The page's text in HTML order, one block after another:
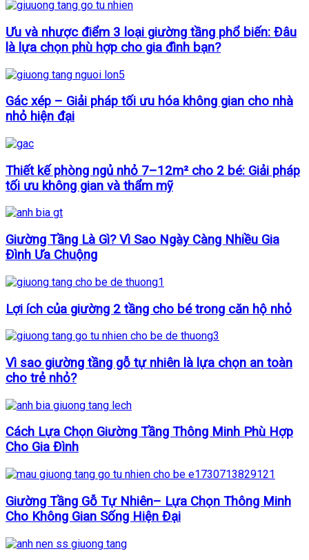
Ưu và nhược điểm 3 loại giường tầng phổ biến: Đâu
là lựa chọn phù hợp cho gia đình bạn?
Gác xép – Giải pháp tối ưu hóa không gian cho nhà
nhỏ hiện đại
Thiết kế phòng ngủ nhỏ 7–12m² cho 2 bé: Giải pháp
tối ưu không gian và thẩm mỹ
Giường Tầng Là Gì? Vì Sao Ngày Càng Nhiều Gia
Đình Ưa Chuộng
Lợi ích của giường 2 tầng cho bé trong căn hộ nhỏ
Vì sao giường tầng gỗ tự nhiên là lựa chọn an toàn
cho trẻ nhỏ?
Cách Lựa Chọn Giường Tầng Thông Minh Phù Hợp
Cho Gia Đình
Giường Tầng Gỗ Tự Nhiên– Lựa Chọn Thông Minh
Cho Không Gian Sống Hiện Đại